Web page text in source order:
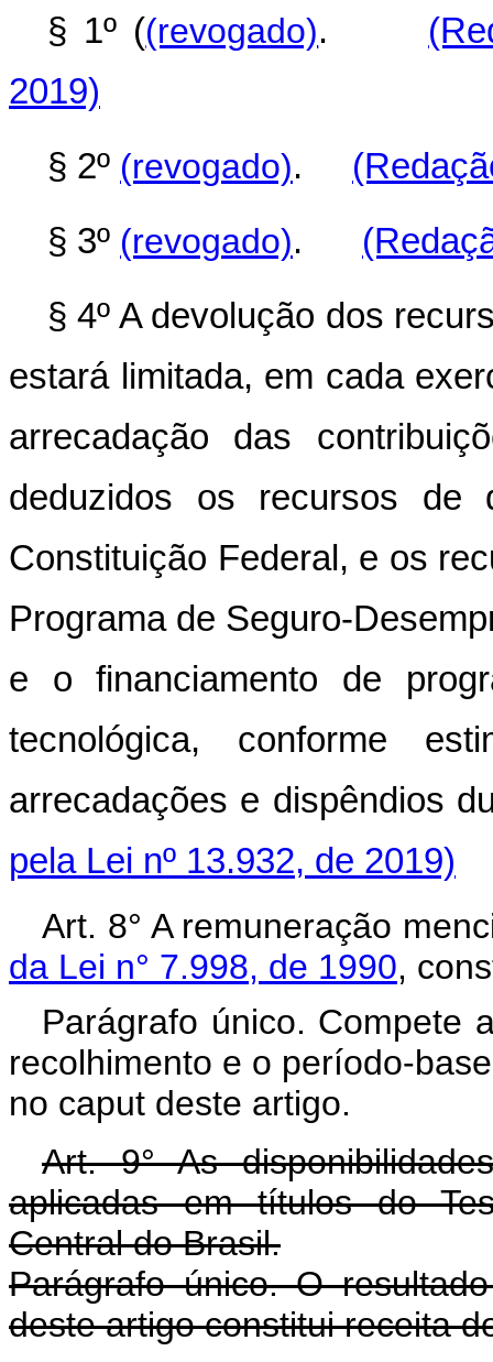
§ 1º ((revogado).
2019)
§ 2º (revogado).
§ 3º (revogado).
§ 4º A devolução dos
estará limitada, em cada
arrecadação das
deduzidos os recursos
Constituição Federal, e os
Programa de Seguro-
e o financiamento de
tecnológica, conforme
arrecadações e
pela Lei nº 13.932, de 2019)
Art. 8° A remuneração
da Lei n° 7.998, de 1990,
Parágrafo único. Compete
recolhimento e o período-
no caput deste artigo.
Art. 9° As
aplicadas em títulos do
Central do Brasil.
Parágrafo único. O
deste artigo constitui receita